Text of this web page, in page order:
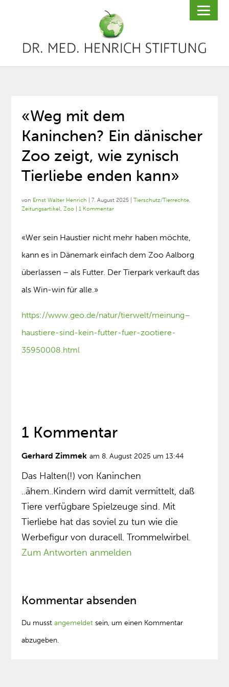
«Weg mit dem
Kaninchen? Ein dänischer
Zoo zeigt, wie zynisch
Tierliebe enden kann»
von Ernst Walter Henrich |7. August 2025 |Tierschutz/Tierrechte,
Zeitungsartikel,Zoo |1 Kommentar
«Wer sein Haustier nicht mehr haben möchte,
kann es in Dänemark einfach dem Zoo Aalborg
überlassen – als Futter. Der Tierpark verkauft das
als Win-win für alle.»
https://www.geo.de/natur/tierwelt/meinung–
haustiere-sind-kein-futter-fuer-zootiere-
35950008.html
1 Kommentar
Gerhard Zimmek am 8. August 2025 um 13:44
Das Halten(!) von Kaninchen
..ähem..Kindern wird damit vermittelt, daß
Tiere verfügbare Spielzeuge sind. Mit
Tierliebe hat das soviel zu tun wie die
Werbefigur von duracell. Trommelwirbel.
Zum Antworten anmelden
Kommentar absenden
Du musstangemeldet sein, um einen Kommentar
abzugeben.